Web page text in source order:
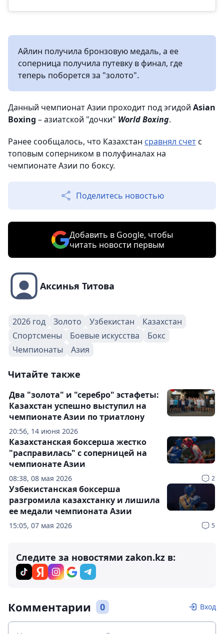
Айлин получила бронзовую медаль, а ее
соперница получила путевку в финал, где
теперь поборется за "золото".
Данный чемпионат Азии проходит под эгидой Asian
Boxing – азиатской "дочки" World Boxing.
Ранее сообщалось, что Казахстан сравнял счетс
топовым соперником в полуфиналах на
чемпионате Азии по боксу.
Поделитесь новостью
Добавить в Google, чтобы
читать новости первым
Аксинья Титова
2026 год Золото Узбекистан
Казахстан
Спортсмены
Боевые искусства
Бокс
Чемпионаты
Азия
Читайте также
20:56, 14 июня 2026
Два "золота" и "серебро" эстафеты:
Казахстан успешно выступил на
чемпионате Азии по триатлону
08:38, 08 мая 2026 2
Казахстанская боксерша жестко
"расправилась" с соперницей на
чемпионате Азии
15:05, 07 мая 2026 5
Узбекистанская боксерша
разгромила казахстанку и лишила
ее медали чемпионата Азии
Следите за новостями zakon.kz в:
Комментарии 0 Вход